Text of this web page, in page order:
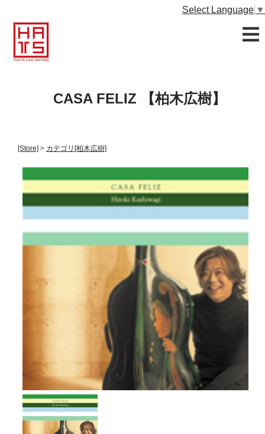
Select Language ▼
CASA FELIZ 【柏木広樹】
[Store] > カテゴリ [柏木広樹]